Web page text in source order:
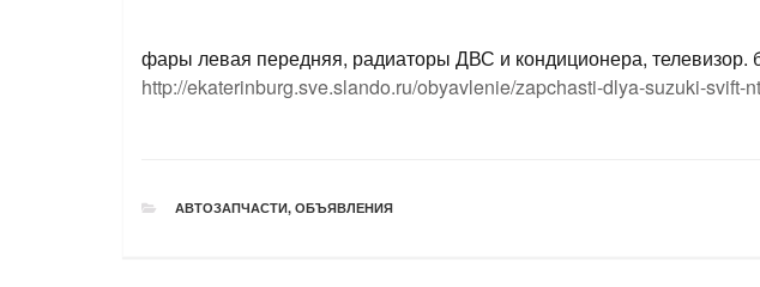
фары левая передняя, радиаторы ДВС и кондиционера, телевизор.
http://ekaterinburg.sve.slando.ru/obyavlenie/zapchasti-dlya-suzuki-svift-
РУБРИКИ
АВТОЗАПЧАСТИ, ОБЪЯВЛЕНИЯ